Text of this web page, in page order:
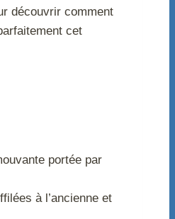
découvrir comment
cet
portée par
à l’ancienne et